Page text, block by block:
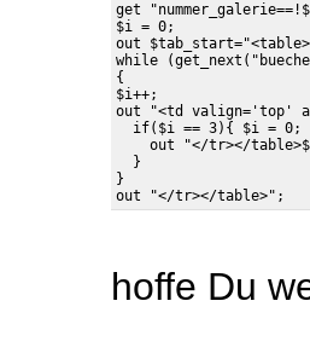
get
$i = 0;
out
while
{
$i++;
out "<td valign='top'
if($i == 3){ $i = 0;
out "</tr></
}
}
hoffe Du